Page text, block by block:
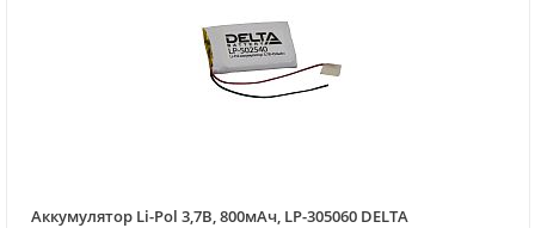
Аккумулятор Li-Pol 3,7В, 800мАч, LP-305060 DELTA